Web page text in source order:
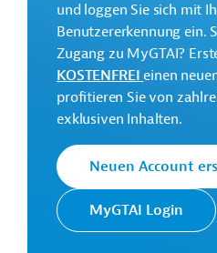
und loggen Sie sich mit
Benutzererkennung ein.
Zugang zu MyGTAI?
KOSTENFREIeinen
profitieren Sie von
exklusiven Inhalten.
Neuen Account
MyGTAI Login